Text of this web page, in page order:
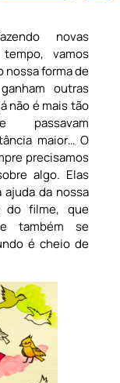
novas
vamos
nossa forma de
outras
não é mais tão
passavam
maior… O
precisamos
algo. Elas
ajuda da nossa
do filme, que
também se
é cheio de